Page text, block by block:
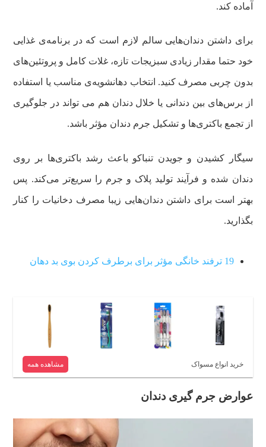
آماده کند.
برای داشتن دندان‌هایی سالم لازم است که در برنامه‌ی غذایی
خود حتما مقدار زیادی سبزیجات تازه، غلات کامل و پروتئین‌های
بدون چربی مصرف کنید. انتخاب دهانشویه‌ی مناسب یا استفاده
از برس‌های بین دندانی یا خلال دندان هم می تواند در جلوگیری
از تجمع باکتری‌ها و تشکیل جرم دندان مؤثر باشد.
سیگار کشیدن و جویدن تنباکو باعث رشد باکتری‌ها بر روی
دندان شده و فرآیند تولید پلاک و جرم را سریع‌تر می‌کند. پس
بهتر است برای داشتن دندان‌هایی زیبا مصرف دخانیات را کنار
بگذارید.
19 ترفند خانگی مؤثر برای برطرف کردن بوی بد دهان
خرید انواع مسواک مشاهده همه
عوارض جرم گیری دندان